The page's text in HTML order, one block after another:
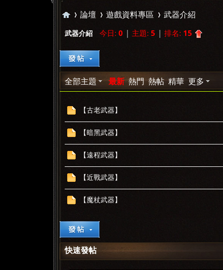
»
論壇 遊戲資料專區 武器介紹
武器介紹 今日: 0 | 主題: 5 | 排名: 15
全部主題 最新 熱門 熱帖 精華 更多
【古老武器】
【暗黑武器】
【遠程武器】
【近戰武器】
【魔杖武器】
快速發帖